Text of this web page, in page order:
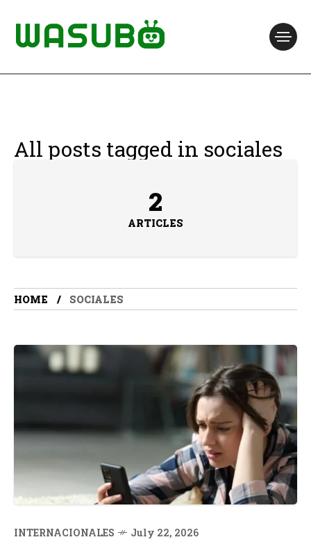
All posts tagged in sociales
2
ARTICLES
HOME SOCIALES
INTERNACIONALES July 22, 2026